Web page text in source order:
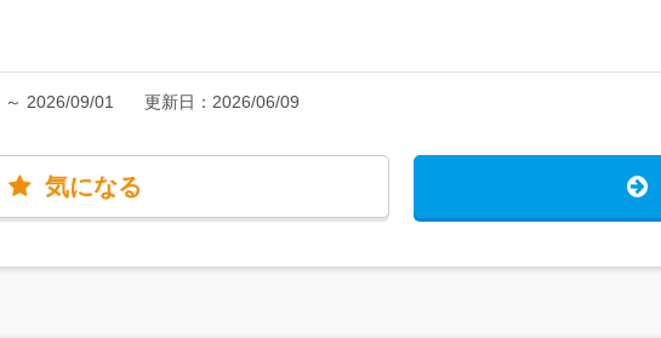
～ 2026/09/01 更新日： 2026/06/09
気になる